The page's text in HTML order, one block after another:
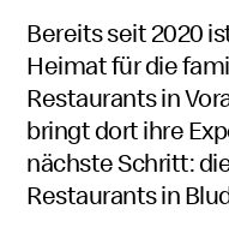
Bereits seit 2020
Heimat für die
Restaurants in
bringt dort ihre
nächste Schritt:
Restaurants in